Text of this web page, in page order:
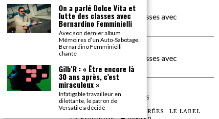
carte noire negra à l'o tiededans
On a parlé Dolce Vita et lutte des classes avec
Bernardino Femminielli
moise et son mascarédans
On a parlé Dolce Vita et lutte des classes avec
Bernardino Femminielli
©2026TOUS DROITS RÉSERVÉS
LES ARTICLES LE MAGAZINE LES SOIRÉES
LE LABEL
On a parlé Dolce Vita et
lutte des classes avec
Bernardino Femminielli
Avec son dernier album
Mémoires d’un Auto-Sabotage,
Bernardino Femminielli
chante
Gilb’R : « Être encore là
30 ans après, c’est
miraculeux »
Infatigable travailleur en
dilettante, le patron de
Versatile a décidé